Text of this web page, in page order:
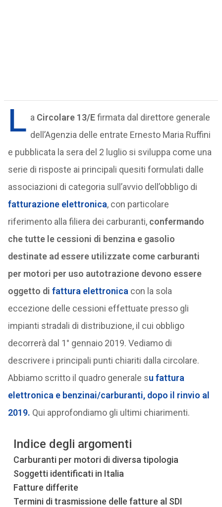
L a Circolare 13/Efirmata dal direttore generale
dell’Agenzia delle entrate Ernesto Maria Ruffini
e pubblicata la sera del 2 luglio si sviluppa come una
serie di risposte ai principali quesiti formulati dalle
associazioni di categoria sull’avvio dell’obbligo di
fatturazione elettronica, con particolare
riferimento alla filiera dei carburanti, confermando
che tutte le cessioni di benzina e gasolio
destinate ad essere utilizzate come carburanti
per motori per uso autotrazione devono essere
oggetto di fattura elettronica con la sola
eccezione delle cessioni effettuate presso gli
impianti stradali di distribuzione, il cui obbligo
decorrerà dal 1° gennaio 2019. Vediamo di
descrivere i principali punti chiariti dalla circolare.
Abbiamo scritto il quadro generale su fattura
elettronica e benzinai/carburanti, dopo il rinvio al
2019. Qui approfondiamo gli ultimi chiarimenti.
Indice degli argomenti
Carburanti per motori di diversa tipologia
Soggetti identificati in Italia
Fatture differite
Termini di trasmissione delle fatture al SDI